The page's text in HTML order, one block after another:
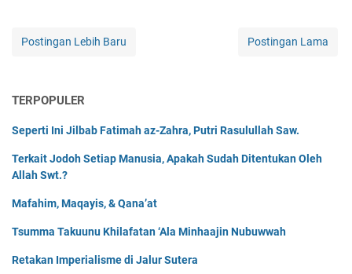
Postingan Lebih Baru Postingan Lama
TERPOPULER
Seperti Ini Jilbab Fatimah az-Zahra, Putri Rasulullah Saw.
Terkait Jodoh Setiap Manusia, Apakah Sudah Ditentukan Oleh
Allah Swt.?
Mafahim, Maqayis, & Qana’at
Tsumma Takuunu Khilafatan ‘Ala Minhaajin Nubuwwah
Retakan Imperialisme di Jalur Sutera